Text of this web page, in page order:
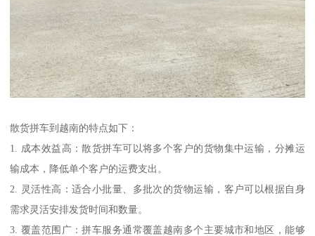
散货拼车到越南的特点如下：
1. 成本效益高：散货拼车可以将多个客户的货物集中运输，分摊运
输成本，降低单个客户的运费支出。
2. 灵活性高：适合小批量、多批次的货物运输，客户可以根据自身
需求灵活安排发货时间和数量。
3. 覆盖范围广：拼车服务通常覆盖越南多个主要城市和地区，能够